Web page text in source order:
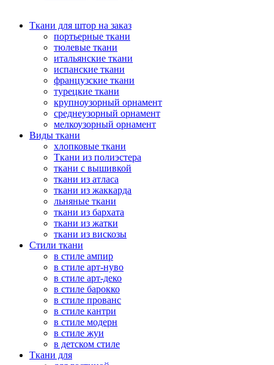
Ткани для штор на заказ
портьерные ткани
тюлевые ткани
итальянские ткани
испанские ткани
французские ткани
турецкие ткани
крупноузорный орнамент
среднеузорный орнамент
мелкоузорный орнамент
Виды ткани
хлопковые ткани
Ткани из полиэстера
ткани с вышивкой
ткани из атласа
ткани из жаккарда
льняные ткани
ткани из бархата
ткани из жатки
ткани из вискозы
Стили ткани
в стиле ампир
в стиле арт-нуво
в стиле арт-деко
в стиле барокко
в стиле прованс
в стиле кантри
в стиле модерн
в стиле жуи
в детском стиле
Ткани для